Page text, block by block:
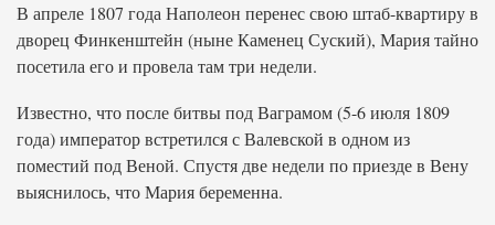
В апреле 1807 года Наполеон перенес свою штаб-квартиру в
дворец Финкенштейн (ныне Каменец Суский), Мария тайно
посетила его и провела там три недели.
Известно, что после битвы под Ваграмом (5-6 июля 1809
года) император встретился с Валевской в одном из
поместий под Веной. Спустя две недели по приезде в Вену
выяснилось, что Мария беременна.